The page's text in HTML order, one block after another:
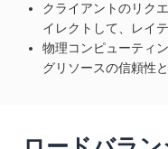
クライアントのリク
イレクトして、レイ
物理コンピューティ
グリソースの信頼性